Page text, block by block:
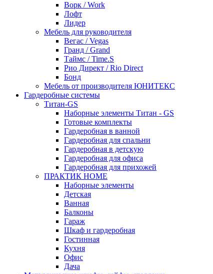
Ворк / Work
Лофт
Лидер
Мебель для руководителя
Вегас / Vegas
Гранд / Grand
Таймс / Time.S
Рио Директ / Rio Direct
Бонд
Мебель от производителя ЮНИТЕКС
Гардеробные системы
Титан-GS
Наборные элементы Титан - GS
Готовые комплекты
Гардеробная в ванной
Гардеробная для спальни
Гардеробная в детскую
Гардеробная для офиса
Гардеробная для прихожей
ПРАКТИК HOME
Наборные элементы
Детская
Ванная
Балконы
Гараж
Шкаф и гардеробная
Гостинная
Кухня
Офис
Дача